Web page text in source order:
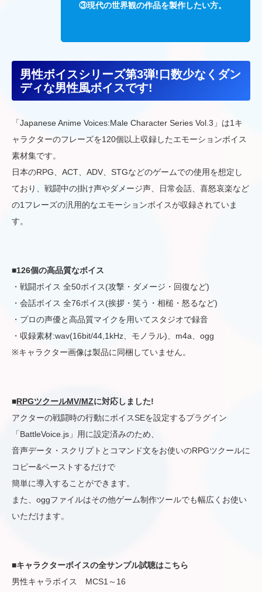
③現代の世界観の作品を製作したい方。
男性ボイスシリーズ第3弾!口数少なくダン
ディな男性風ボイスです!
「Japanese Anime Voices:Male Character Series Vol.3」は1キ
ャラクターのフレーズを120個以上収録したエモーションボイス
素材集です。
日本のRPG、ACT、ADV、STGなどのゲームでの使用を想定し
ており、戦闘中の掛け声やダメージ声、日常会話、喜怒哀楽など
の1フレーズの汎用的なエモーションボイスが収録されていま
す。
■126個の高品質なボイス
・戦闘ボイス 全50ボイス(攻撃・ダメージ・回復など)
・会話ボイス 全76ボイス(挨拶・笑う・相槌・怒るなど)
・プロの声優と高品質マイクを用いてスタジオで録音
・収録素材:wav(16bit/44,1kHz、モノラル)、m4a、ogg
※キャラクター画像は製品に同梱していません。
■RPGツクールMV/MZに対応しました!
アクターの戦闘時の行動にボイスSEを設定するプラグイン
「BattleVoice.js」用に設定済みのため、
音声データ・スクリプトとコマンド文をお使いのRPGツクールに
コピー&ペーストするだけで
簡単に導入することができます。
また、oggファイルはその他ゲーム制作ツールでも幅広くお使い
いただけます。
■キャラクターボイスの全サンプル試聴はこちら
男性キャラボイス MCS1～16